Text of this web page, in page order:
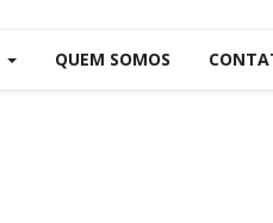
QUEM SOMOS